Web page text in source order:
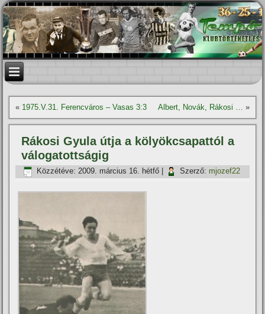
« 1975.V.31. Ferencváros – Vasas 3:3 Albert, Novák, Rákosi … »
Rákosi Gyula útja a kölyökcsapattól a
válogatottságig
Közzétéve: 2009. március 16. hétfő Szerző: mjozef22